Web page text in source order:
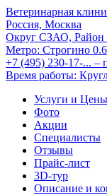
Ветеринарная
Россия, Москва
Округ СЗАО, Район
Метро: Строгино
+7 (495) 230-17-... –
Время работы:
Услуги и Цены
Фото
Акции
Специалисты
Отзывы
Прайс-лист
3D-тур
Описание и